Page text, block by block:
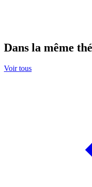
Dans la même
Voir tous